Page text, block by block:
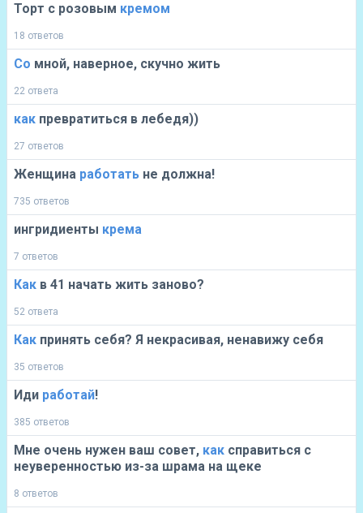
Торт с розовым кремом
18 ответов
Со мной, наверное, скучно жить
22 ответа
как превратиться в лебедя))
27 ответов
Женщина работать не должна!
735 ответов
ингридиенты крема
7 ответов
Как в 41 начать жить заново?
52 ответа
Как принять себя? Я некрасивая, ненавижу себя
35 ответов
Иди работай!
385 ответов
Мне очень нужен ваш совет, как справиться с
неуверенностью из-за шрама на щеке
8 ответов